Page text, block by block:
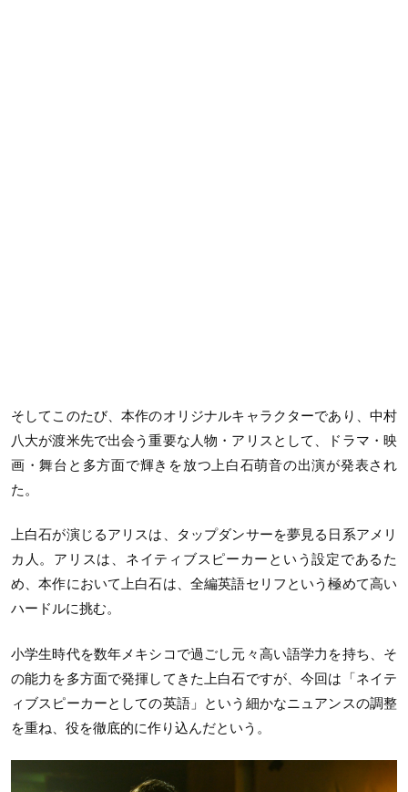
そしてこのたび、本作のオリジナルキャラクターであり、中村
八大が渡米先で出会う重要な人物・アリスとして、ドラマ・映
画・舞台と多方面で輝きを放つ上白石萌音の出演が発表され
た。
上白石が演じるアリスは、タップダンサーを夢見る日系アメリ
カ人。アリスは、ネイティブスピーカーという設定であるた
め、本作において上白石は、全編英語セリフという極めて高い
ハードルに挑む。
小学生時代を数年メキシコで過ごし元々高い語学力を持ち、そ
の能力を多方面で発揮してきた上白石ですが、今回は「ネイテ
ィブスピーカーとしての英語」という細かなニュアンスの調整
を重ね、役を徹底的に作り込んだという。